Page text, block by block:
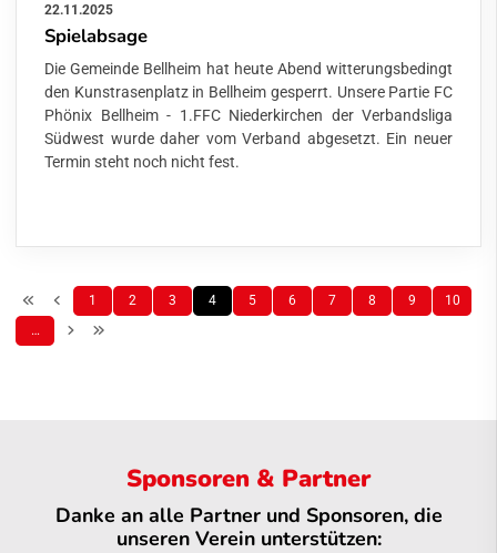
22.11.2025
Spielabsage
Die Gemeinde Bellheim hat heute Abend witterungsbedingt
den Kunstrasenplatz in Bellheim gesperrt. Unsere Partie FC
Phönix Bellheim - 1.FFC Niederkirchen der Verbandsliga
Südwest wurde daher vom Verband abgesetzt. Ein neuer
Termin steht noch nicht fest.
1 2 3 4 5 6 7 8 9
10
…
Sponsoren & Partner
Danke an alle Partner und Sponsoren, die
unseren Verein unterstützen: